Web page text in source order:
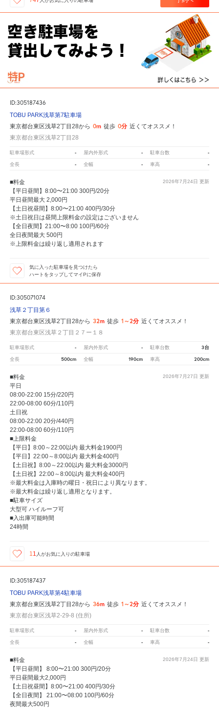
ID:305187436
TOBU PARK浅草第7駐車場
東京都台東区浅草2丁目28から 0m 徒歩 0分 近くてオススメ！
東京都台東区浅草2丁目28
駐車場形式 - 屋内外形式 - 駐車台数 -
全長 - 全幅 - 車高 -
2026年7月24日 更新
■料金
【平日昼間】8:00〜21:00 300円/20分
平日昼間最大 2,000円
【土日祝昼間】8:00〜21:00 400円/30分
※土日祝日は昼間上限料金の設定はございません
【全日夜間】21:00〜8:00 100円/60分
全日夜間最大 500円
※上限料金は繰り返し適用されます
気に入った駐車場を見つけたら
ハートをタップしてマイPに保存
ID:305071074
浅草２丁目第６
東京都台東区浅草2丁目28から 32m 徒歩 1～2分 近くてオススメ！
東京都台東区浅草２丁目２７ー１８
駐車場形式 - 屋内外形式 - 駐車台数 3台
全長 500cm 全幅 190cm 車高 200cm
2026年7月27日 更新
■料金
平日
08:00-22:00 15分/220円
22:00-08:00 60分/110円
土日祝
08:00-22:00 20分/440円
22:00-08:00 60分/110円
■上限料金
【平日】8:00～22:00以内 最大料金1900円
【平日】22:00～8:00以内 最大料金400円
【土日祝】8:00～22:00以内 最大料金3000円
【土日祝】22:00～8:00以内 最大料金400円
※最大料金は入庫時の曜日・祝日により異なります。
※最大料金は繰り返し適用となります。
■駐車サイズ
大型可 ハイルーフ可
■入出庫可能時間
24時間
11 人がお気に入りの駐車場
ID:305187437
TOBU PARK浅草第4駐車場
東京都台東区浅草2丁目28から 36m 徒歩 1～2分 近くてオススメ！
東京都台東区浅草2-29-8 (住所)
駐車場形式 - 屋内外形式 - 駐車台数 -
全長 - 全幅 - 車高 -
2026年7月24日 更新
■料金
【平日昼間】 8:00〜21:00 300円/20分
平日昼間最大2,000円
【土日祝昼間】8:00〜21:00 400円/30分
【全日夜間】 21:00〜08:00 100円/60分
夜間最大500円